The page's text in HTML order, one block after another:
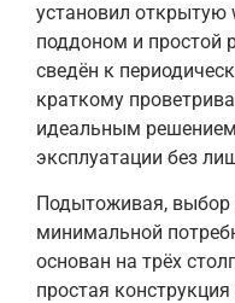
установил
поддоном и простой
сведён к
краткому
идеальным
эксплуатации без
Подытоживая,
минимальной
основан на трёх
простая